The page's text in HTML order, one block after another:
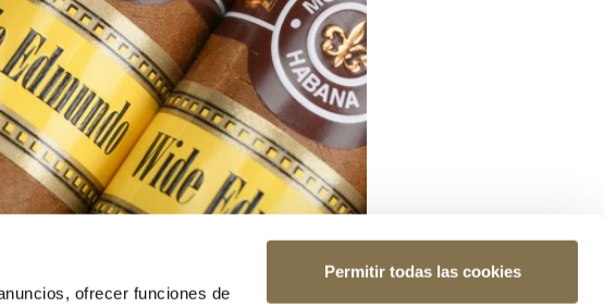
ofrecer funciones de
Permitir todas las cookies